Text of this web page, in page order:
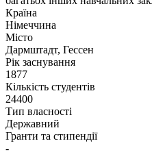
Країна
Німеччина
Місто
Дармштадт, Гессен
Рік заснування
1877
Кількість студентів
24400
Тип власності
Державний
Гранти та стипендії
-